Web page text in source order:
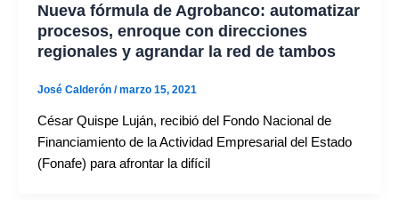
Nueva fórmula de Agrobanco: automatizar
procesos, enroque con direcciones
regionales y agrandar la red de tambos
José Calderón /marzo 15, 2021
César Quispe Luján, recibió del Fondo Nacional de
Financiamiento de la Actividad Empresarial del Estado
(Fonafe) para afrontar la difícil